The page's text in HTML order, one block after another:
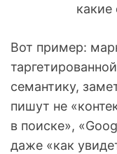
какие
Вот пример:
семантику,
пишут не
в поиске»,
даже «как